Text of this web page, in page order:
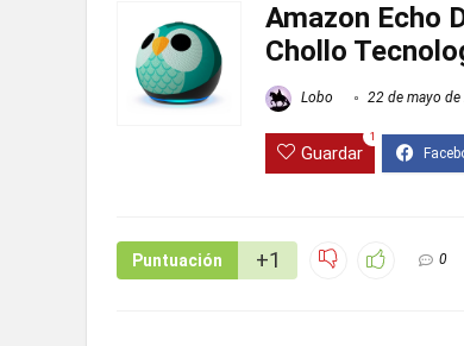
Amazon Echo
Chollo
Lobo 22 de mayo de
Guardar
1
Puntuación +1 0